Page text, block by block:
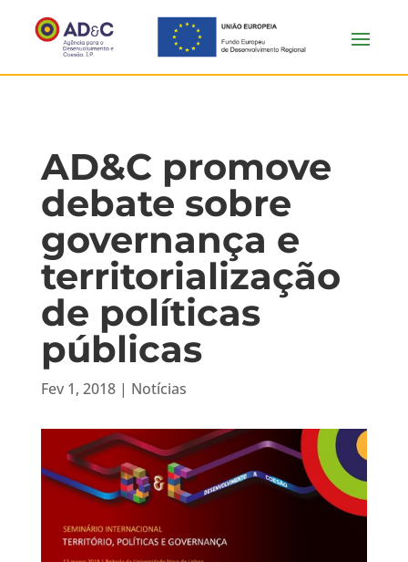
AD&C promove
debate sobre
governança e
territorialização
de políticas
públicas
Fev 1, 2018| Notícias